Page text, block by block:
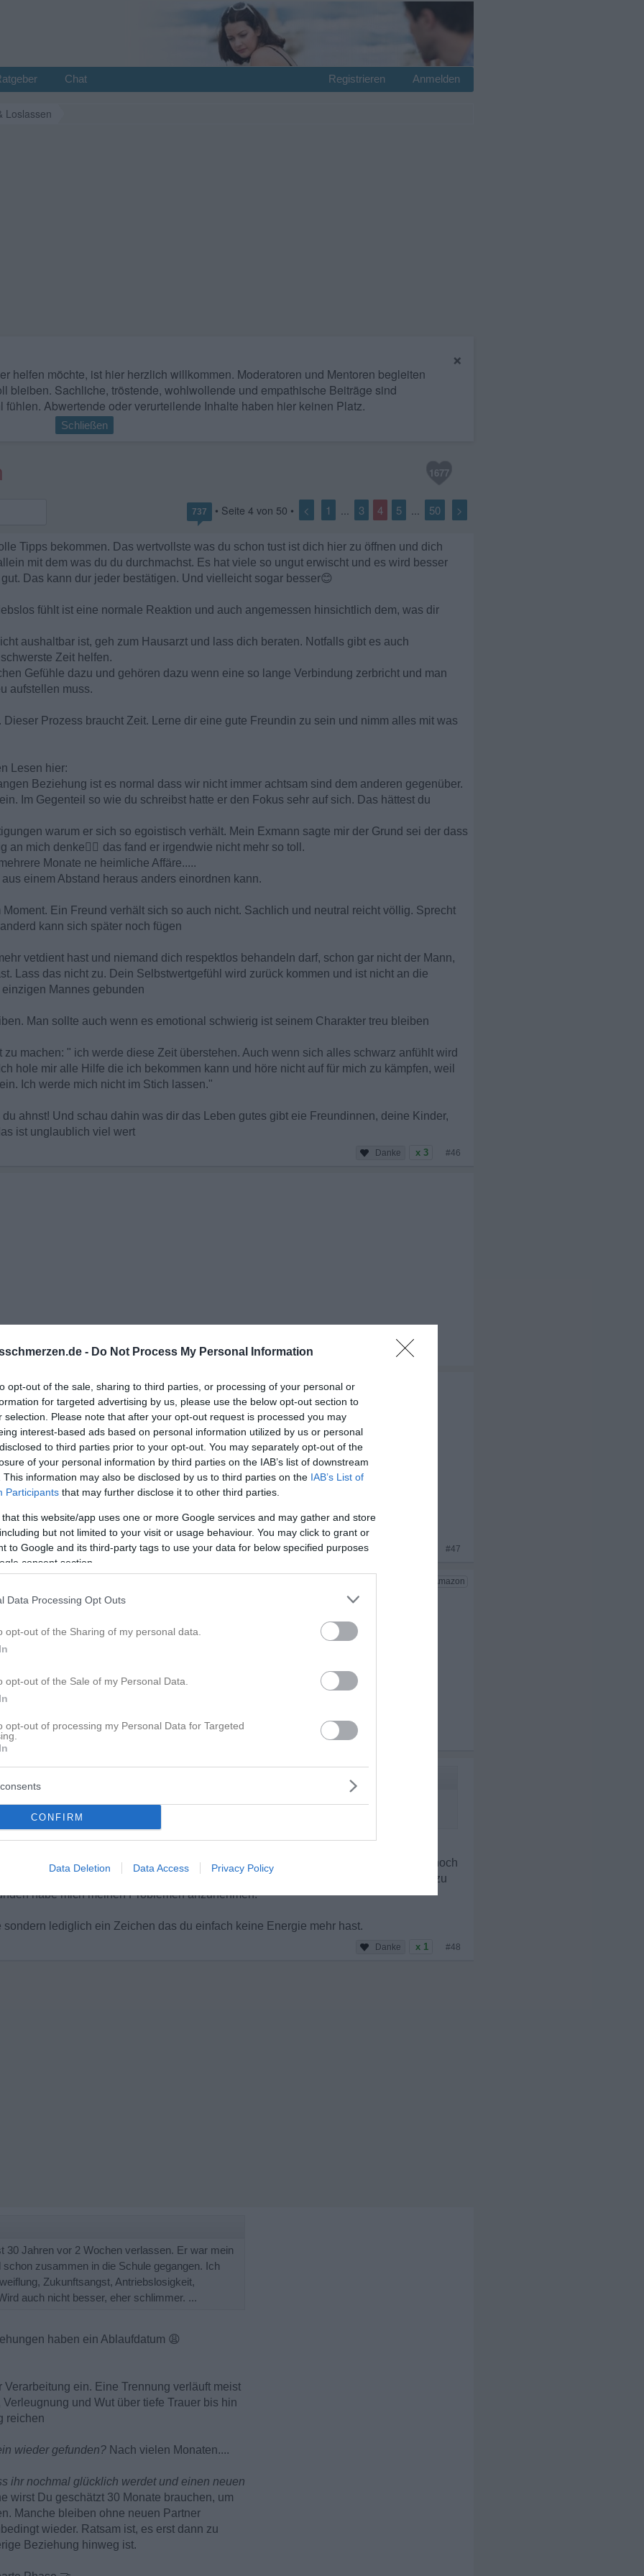
- Do Not Process My Personal Information
opt-out of the sale, sharing to third parties, or processing of your personal or
for targeted advertising by us, please use the below opt-out section to
selection. Please note that after your opt-out request is processed you may
interest-based ads based on personal information utilized by us or personal
to third parties prior to your opt-out. You may separately opt-out of the
of your personal information by third parties on the IAB’s list of downstream
This information may also be disclosed by us to third parties on the IAB’s List of
Participants that may further disclose it to other third parties.
that this website/app uses one or more Google services and may gather and store
but not limited to your visit or usage behaviour. You may click to grant or
to Google and its third-party tags to use your data for below specified purposes
consent section.
Data Processing Opt Outs
opt-out of the Sharing of my personal data.
opt-out of the Sale of my Personal Data.
opt-out of processing my Personal Data for Targeted
CONFIRM
Data Deletion Data Access Privacy Policy
Chat Anmelden
Registrieren
Loslassen
×
helfen möchte, ist hier herzlich willkommen. Moderatoren und Mentoren begleiten
bleiben. Sachliche, tröstende, wohlwollende und empathische Beiträge sind
Abwertende oder verurteilende Inhalte haben hier keinen Platz.
Schließen
1677
737 • Seite 4 von 50 • < 1 ... 3 4 5 ... 50 >
Tipps bekommen. Das wertvollste was du schon tust ist dich hier zu öffnen und dich
mit dem was du du durchmachst. Es hat viele so ungut erwischt und es wird besser
Das kann dur jeder bestätigen. Und vielleicht sogar besser😊
fühlt ist eine normale Reaktion und auch angemessen hinsichtlich dem, was dir
aushaltbar ist, geh zum Hausarzt und lass dich beraten. Notfalls gibt es auch
Zeit helfen.
Gefühle dazu und gehören dazu wenn eine so lange Verbindung zerbricht und man
aufstellen muss.
Prozess braucht Zeit. Lerne dir eine gute Freundin zu sein und nimm alles mit was
Lesen hier:
Beziehung ist es normal dass wir nicht immer achtsam sind dem anderen gegenüber.
Im Gegenteil so wie du schreibst hatte er den Fokus sehr auf sich. Das hättest du
warum er sich so egoistisch verhält. Mein Exmann sagte mir der Grund sei der dass
an mich denke🤷‍♀ das fand er irgendwie nicht mehr so toll.
Monate ne heimliche Affäre.....
einem Abstand heraus anders einordnen kann.
Ein Freund verhält sich so auch nicht. Sachlich und neutral reicht völlig. Sprecht
kann sich später noch fügen
vetdient hast und niemand dich respektlos behandeln darf, schon gar nicht der Mann,
Lass das nicht zu. Dein Selbstwertgefühl wird zurück kommen und ist nicht an die
Mannes gebunden
Man sollte auch wenn es emotional schwierig ist seinem Charakter treu bleiben
zu machen: " ich werde diese Zeit überstehen. Auch wenn sich alles schwarz anfühlt wird
hole mir alle Hilfe die ich bekommen kann und höre nicht auf für mich zu kämpfen, weil
Ich werde mich nicht im Stich lassen."
du ahnst! Und schau dahin was dir das Leben gutes gibt eie Freundinnen, deine Kinder,
ist unglaublich viel wert
x 3 #46
das Angebot.
habe, ist, dass mein Mann den Moment der Trennung direkt vor den
gewählt hat.
Elend hier rum und versuche gleichzeitig meinen Kindern zu helfen, durch ihre
nimmst du die Kraft und Zuversicht.
deutlich länger miteinander verbracht, als ich und mein Mann.
#47
gerutscht? Ich fühle mich jeden Tag antriebsloser, brauche jeden Tag länger um
Freunden „Ja“ zu sagen, wenn sie mich ablenken wollen….
die Trennung zuerst da war aber auf jeden Fall bin ich während der Trennung
krank geschrieben worden. Habe mir dann recht schnell neben der Therapie noch
um mich medikamentös einstellen zu lassen. Das hat mir echt geholfen runter zu
habe mich meinen Problemen anzunehmen.
lediglich ein Zeichen das du einfach keine Energie mehr hast.
x 1 #48
30 Jahren vor 2 Wochen verlassen. Er war mein
zusammen in die Schule gegangen. Ich
Zukunftsangst, Antriebslosigkeit,
auch nicht besser, eher schlimmer. ...
haben ein Ablaufdatum 😩
ein. Eine Trennung verläuft meist
und Wut über tiefe Trauer bis hin
reichen
wieder gefunden? Nach vielen Monaten....
ihr nochmal glücklich werdet und einen neuen
wirst Du geschätzt 30 Monate brauchen, um
Manche bleiben ohne neuen Partner
wieder. Ratsam ist, es erst dann zu
Beziehung hinweg ist.